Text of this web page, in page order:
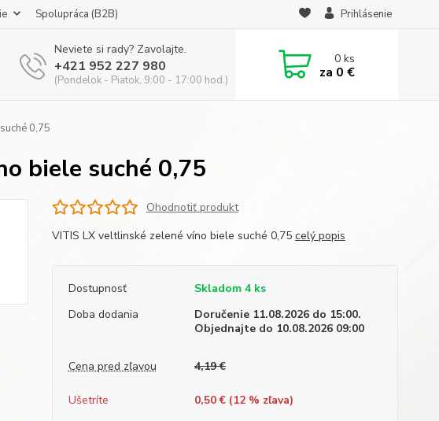
Spolupráca (B2B) Prihlásenie
Neviete si rady? Zavolajte.
+421 952 227 980
(Pondelok - Piatok, 9:00 - 17:00 hod.)
0ks
za 0 €
0,75
biele suché 0,75
Ohodnotiť produkt
VITIS LX veltlinské zelené víno biele suché 0,75 celý popis
Dostupnosť
Skladom 4 ks
Doba dodania
Doručenie 11.08.2026 do 15:00.
Objednajte do 10.08.2026 09:00
Cena pred zľavou 4,19 €
Ušetríte 0,50 € (12% zľava)